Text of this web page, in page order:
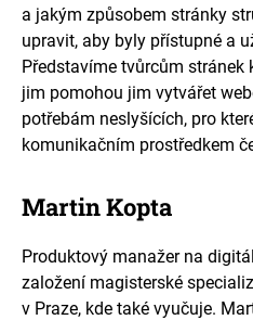
a jakým způsobem stránky
upravit, aby byly přístupné a
Představíme tvůrcům stránek
jim pomohou jim vytvářet
potřebám neslyšících, pro
komunikačním prostředkem
Martin Kopta
Produktový manažer na
založení magisterské
v Praze, kde také vyučuje.